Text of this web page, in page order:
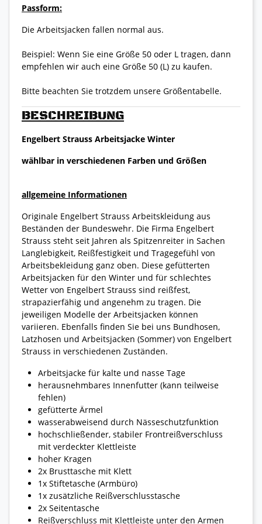
BESCHREIBUNG
Engelbert Strauss Arbeitsjacke Winter
wählbar in verschiedenen Farben und Größen
allgemeine Informationen
Originale Engelbert Strauss Arbeitskleidung aus
Beständen der Bundeswehr. Die Firma Engelbert
Strauss steht seit Jahren als Spitzenreiter in Sachen
Langlebigkeit, Reißfestigkeit und Tragegefühl von
Arbeitsbekleidung ganz oben. Diese gefütterten
Arbeitsjacken für den Winter und für schlechtes
Wetter von Engelbert Strauss sind reißfest,
strapazierfähig und angenehm zu tragen. Die
jeweiligen Modelle der Arbeitsjacken können
variieren. Ebenfalls finden Sie bei uns Bundhosen,
Latzhosen und Arbeitsjacken (Sommer) von Engelbert
Strauss in verschiedenen Zuständen.
Arbeitsjacke für kalte und nasse Tage
herausnehmbares Innenfutter (kann teilweise
fehlen)
gefütterte Ärmel
wasserabweisend durch Nässeschutzfunktion
hochschließender, stabiler Frontreißverschluss
mit verdeckter Klettleiste
hoher Kragen
2x Brusttasche mit Klett
1x Stiftetasche (Armbüro)
1x zusätzliche Reißverschlusstasche
2x Seitentasche
Reißverschluss mit Klettleiste unter den Armen
Passform:
Die Arbeitsjacken fallen normal aus.
Beispiel: Wenn Sie eine Größe 50 oder L tragen, dann
empfehlen wir auch eine Größe 50 (L) zu kaufen.
Bitte beachten Sie trotzdem unsere Größentabelle.